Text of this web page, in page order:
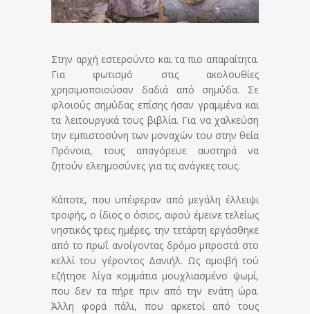
Στην αρχή εστερούντο και τα πιο απαραίτητα.
Για φωτισμό στις ακολουθίες
χρησιμοποιούσαν δαδιά από σημύδα. Σε
φλοιούς σημύδας επίσης ήσαν γραμμένα και
τα λειτουργικά τους βιβλία. Για να χαλκεύση
την εμπιστοσύνη των μοναχών του στην θεία
Πρόνοια, τους απαγόρευε αυστηρά να
ζητούν ελεημοσύνες για τις ανάγκες τους.
Κάποτε, που υπέφεραν από μεγάλη έλλειψι
τροφής, ο ίδιος ο όσιος, αφού έμεινε τελείως
νηστικός τρεις ημέρες, την τετάρτη εργάσθηκε
από το πρωΐ ανοίγοντας δρόμο μπροστά στο
κελλί του γέροντος Δανιήλ. Ως αμοιβή τού
εζήτησε λίγα κομμάτια μουχλιασμένο ψωμί,
που δεν τα πήρε πριν από την ενάτη ώρα.
Άλλη φορά πάλι, που αρκετοί από τους